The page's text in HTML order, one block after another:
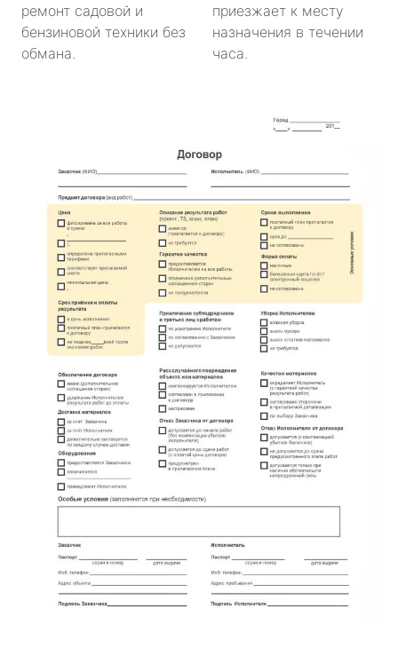
ремонт садовой и
бензиновой техники без
обмана.
приезжает к месту
назначения в течении
часа.